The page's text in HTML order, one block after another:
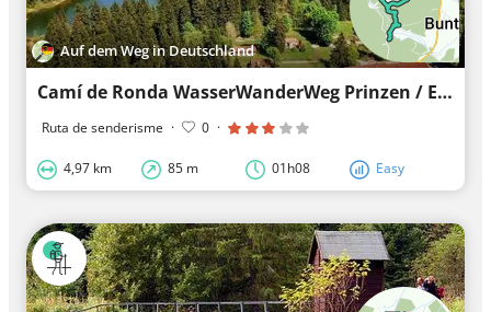
Auf dem Weg in Deutschland
Camí de Ronda WasserWanderWeg Prinzen / Estanys de Flambach
Ruta de senderisme · 0 ·
4,97 km 85 m 01h08 Easy